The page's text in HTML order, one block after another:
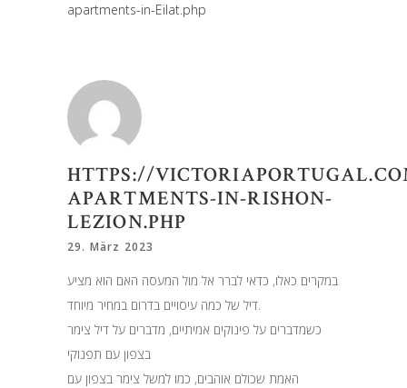
apartments-in-Eilat.php
HTTPS://
APARTMENTS-IN-RISHON-
LEZION.PHP
29. März 2023
במקרים כאלו, כדאי לברר אל מול המעסה האם הוא מציע
דיל של כמה עיסויים בדרום במחיר מיוחד.
כשמדברים על פינוקים אמיתיים, מדברים על דיל צימר
בצפון עם תפנוקי
האמת שכולם אוהבים, כמו למשל צימר בצפון עם